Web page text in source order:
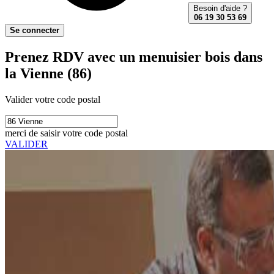
Besoin d'aide ?
06 19 30 53 69
Se connecter
Prenez RDV avec un menuisier bois dans
la Vienne (86)
Valider votre code postal
merci de saisir votre code postal
VALIDER